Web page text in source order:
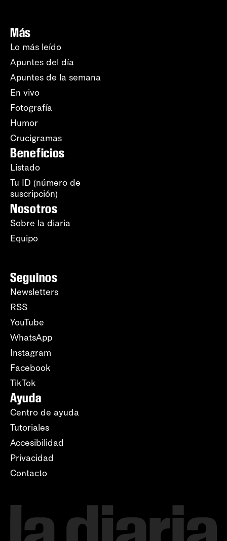
Más
Lo más leído
Apuntes del día
Apuntes de la semana
En vivo
Fotografía
Humor
Crucigramas
Beneficios
Listado
Tu ID (número de
suscripción)
Nosotros
Sobre la diaria
Equipo
Seguinos
Newsletters
RSS
YouTube
WhatsApp
Instagram
Facebook
TikTok
Ayuda
Centro de ayuda
Tutoriales
Accesibilidad
Privacidad
Contacto